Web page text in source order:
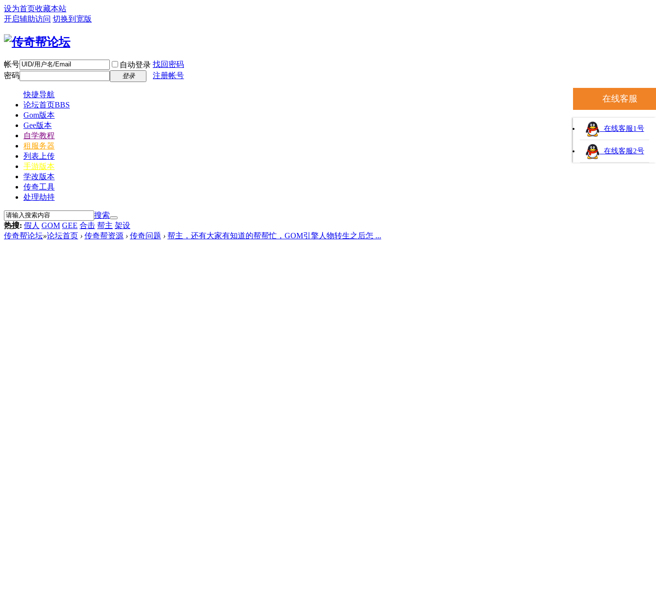
设为首页收藏本站
开启辅助访问 切换到宽版
帐号 自动登录 找回密码
密码
登录 注册帐号
快捷导航
论坛首页BBS
Gom版本
Gee版本
自学教程
租服务器
列表上传
手游版本
学改版本
传奇工具
处理劫持
搜索
热搜: 假人 GOM GEE 合击 帮主 架设
传奇帮论坛»论坛首页 › 传奇帮资源 › 传奇问题 › 帮主，还有大家有知道的帮帮忙，GOM引擎人物转生之后怎 ...
在线客服
在线客服1号
在线客服2号